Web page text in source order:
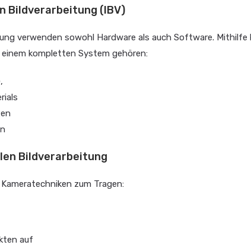
Bildverarbeitung (IBV)
verwenden sowohl Hardware als auch Software.
kompletten System gehören:
Bildverarbeitung
zum Tragen:
auf